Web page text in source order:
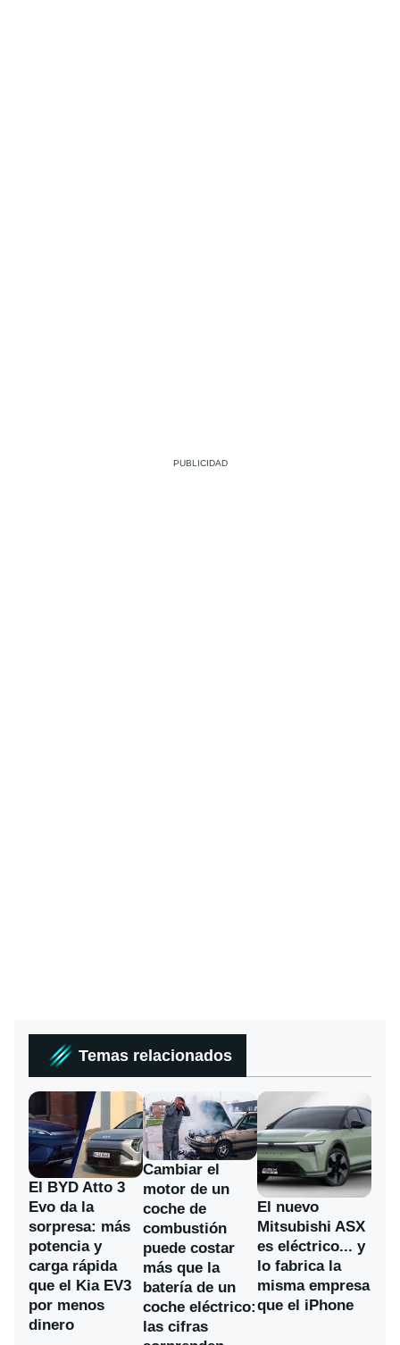
Temas relacionados
El BYD Atto 3
Evo da la
sorpresa: más
potencia y
carga rápida
que el Kia EV3
por menos
dinero
Cambiar el
motor de un
coche de
combustión
puede costar
más que la
batería de un
coche eléctrico:
las cifras
El nuevo
Mitsubishi ASX
es eléctrico... y
lo fabrica la
misma empresa
que el iPhone